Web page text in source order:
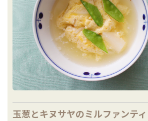
玉葱とキヌサヤのミルファンティ